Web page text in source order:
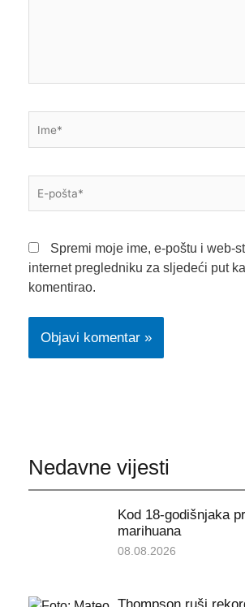
pošta*
Spremi moje ime, e-poštu i web-
internet pregledniku za sljedeći put
komentirao.
Nedavne vijesti
Kod 18-godišnjaka
marihuana
08.08.2026